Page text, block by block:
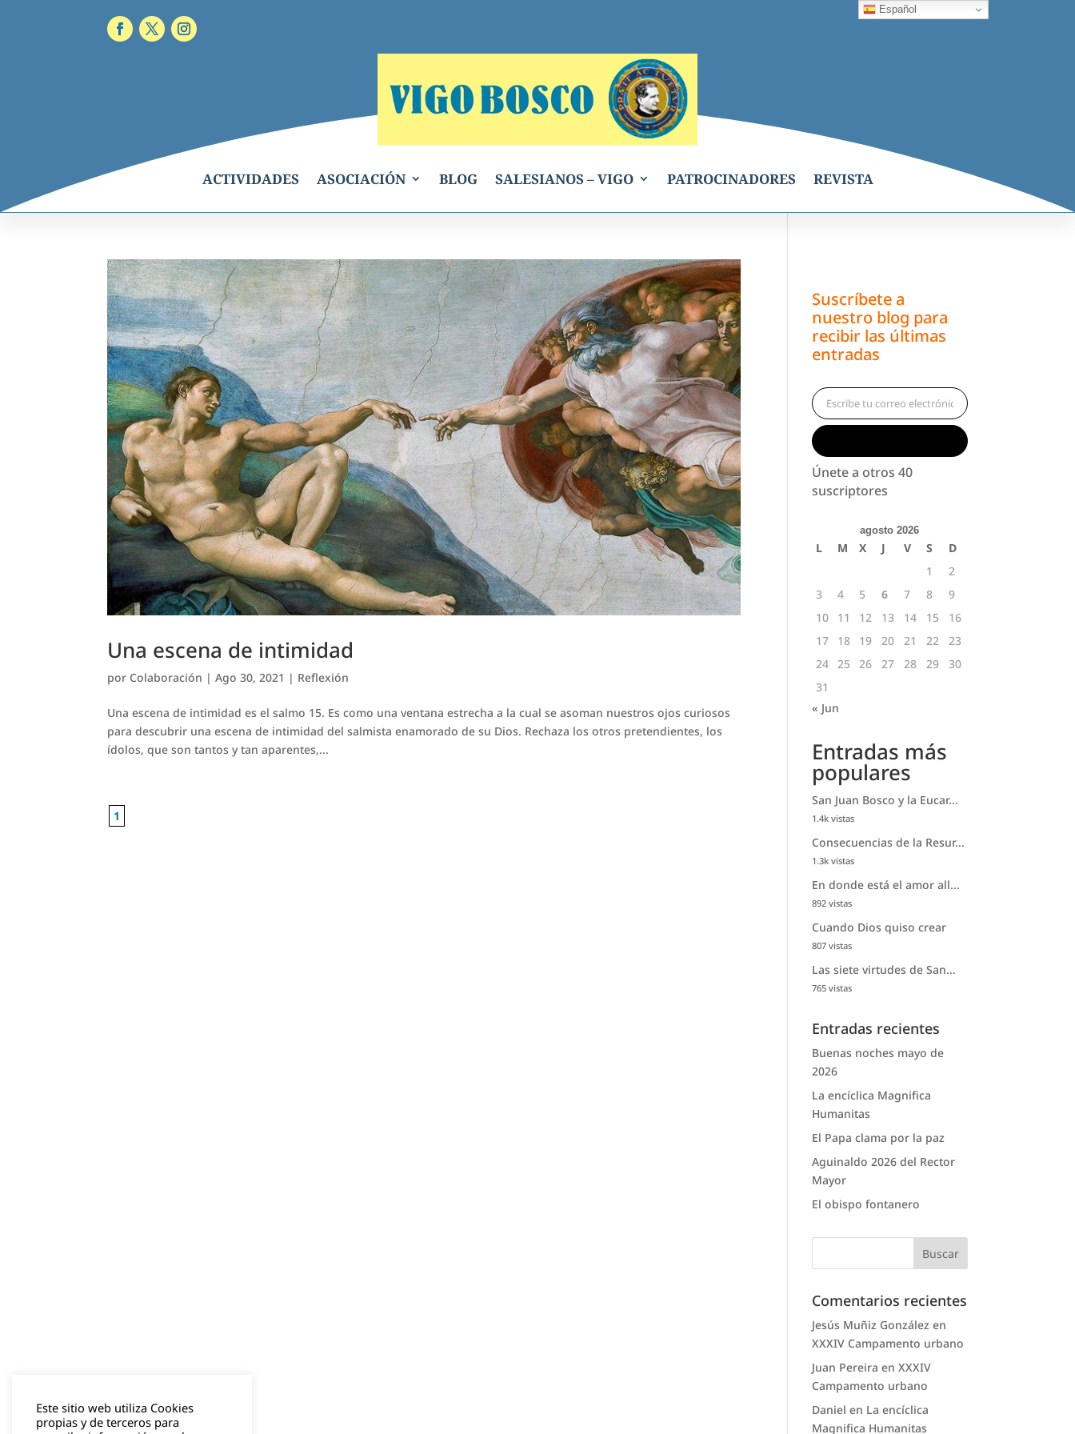
ACTIVIDADES ASOCIACIÓN BLOG SALESIANOS – VIGO PATROCINADORES REVISTA
Una escena de intimidad
por Colaboración |Ago 30, 2021 | Reflexión
Una escena de intimidad es el salmo 15. Es como una ventana estrecha a la cual se asoman nuestros ojos curiosos
para descubrir una escena de intimidad del salmista enamorado de su Dios. Rechaza los otros pretendientes, los
ídolos, que son tantos y tan aparentes,...
1
Suscríbete a
nuestro blog para
recibir las últimas
entradas
Escribe tu correo electrónico…
Únete a otros 40
suscriptores
agosto 2026
L M X J V S
D
1
2
3
4 5 6 7 8
9
10
11 12 13 14 15
16
17
18 19 20 21 22
23
24 25 26 27 28 29
30
31
« Jun
Entradas más
populares
San Juan Bosco y la Eucar...
1.4k vistas
Consecuencias de la Resur...
1.3k vistas
En donde está el amor all...
892 vistas
Cuando Dios quiso crear
807 vistas
Las siete virtudes de San...
765 vistas
Entradas recientes
Buenas noches mayo de
2026
La encíclica Magnifica
Humanitas
El Papa clama por la paz
Aguinaldo 2026 del Rector
Mayor
El obispo fontanero
Comentarios recientes
Jesús Muñiz González en
XXXIV Campamento urbano
Juan Pereira enXXXIV
Campamento urbano
Daniel en La encíclica
Magnifica Humanitas
Este sitio web utiliza Cookies
propias y de terceros para
Español